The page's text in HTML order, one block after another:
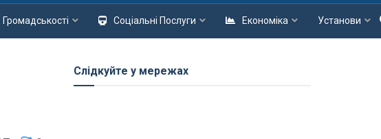
Громадськості Соціальні Послуги Економіка Установи
Слідкуйте у мережах